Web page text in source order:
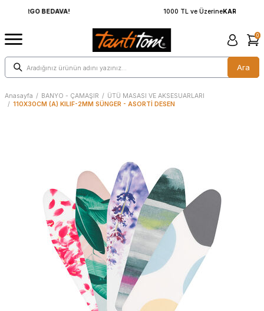
KARGO BEDAVA!
Ara
0
Anasayfa / BANYO - ÇAMAŞIR / ÜTÜ MASASI VE AKSESUARLARI
/ 110X30CM (A) KILIF-2MM SÜNGER - ASORTİ DESEN